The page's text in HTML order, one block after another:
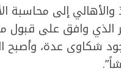
والأهالي إلى محاسبة
الذي وافق على
شكاوى عدة، وأصبح